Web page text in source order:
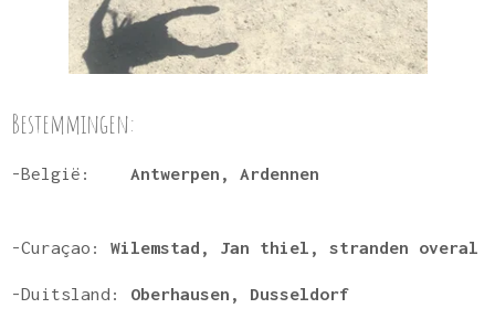
Bestemmingen:
-België: Antwerpen, Ardennen
-Curaçao: Wilemstad, Jan thiel, stranden overal
-Duitsland: Oberhausen, Dusseldorf